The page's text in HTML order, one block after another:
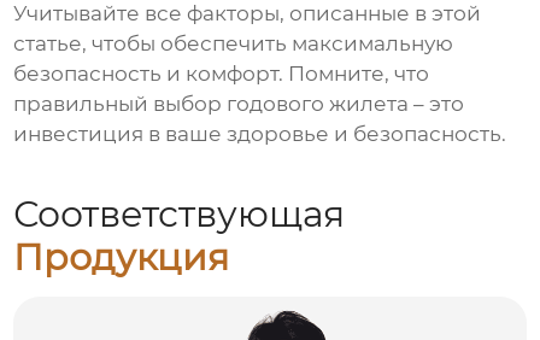
Учитывайте все факторы, описанные в этой
статье, чтобы обеспечить максимальную
безопасность и комфорт. Помните, что
правильный выбор годового жилета – это
инвестиция в ваше здоровье и безопасность.
Соответствующая
Продукция